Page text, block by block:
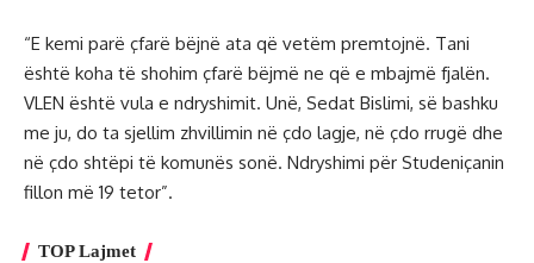
“E kemi parë çfarë bëjnë ata që vetëm premtojnë. Tani
është koha të shohim çfarë bëjmë ne që e mbajmë fjalën.
VLEN është vula e ndryshimit. Unë, Sedat Bislimi, së bashku
me ju, do ta sjellim zhvillimin në çdo lagje, në çdo rrugë dhe
në çdo shtëpi të komunës sonë. Ndryshimi për Studeniçanin
fillon më 19 tetor”.
TOP Lajmet